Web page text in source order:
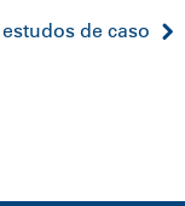
de caso